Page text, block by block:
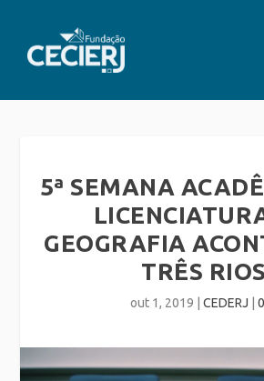
5ª SEMANA
GEOGRAFIA
TRÊS RIOS
out 1, 2019 CEDERJ 0